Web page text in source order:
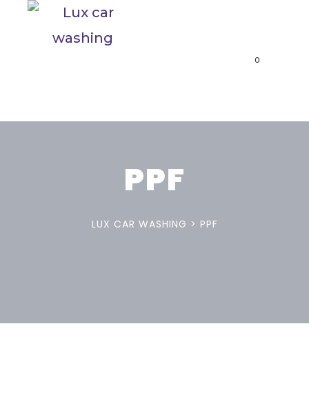
Services Notre histoire
0
PPF
LUX CAR WASHING > PPF